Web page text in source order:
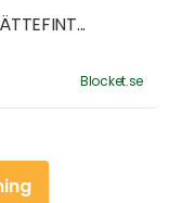
Blocket.se